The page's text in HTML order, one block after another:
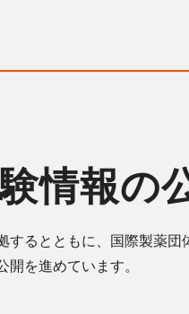
情報の
るとともに、国際製薬
を進めています。